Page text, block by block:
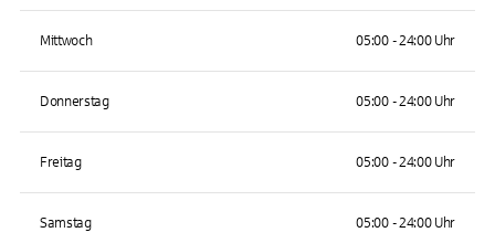
Mittwoch 05:00 - 24:00 Uhr
Donnerstag 05:00 - 24:00 Uhr
Freitag 05:00 - 24:00 Uhr
Samstag 05:00 - 24:00 Uhr